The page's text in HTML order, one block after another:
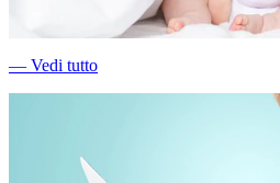
― Vedi tutto